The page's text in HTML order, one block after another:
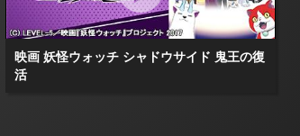
映画 妖怪ウォッチ シャドウサイド 鬼王の復
活